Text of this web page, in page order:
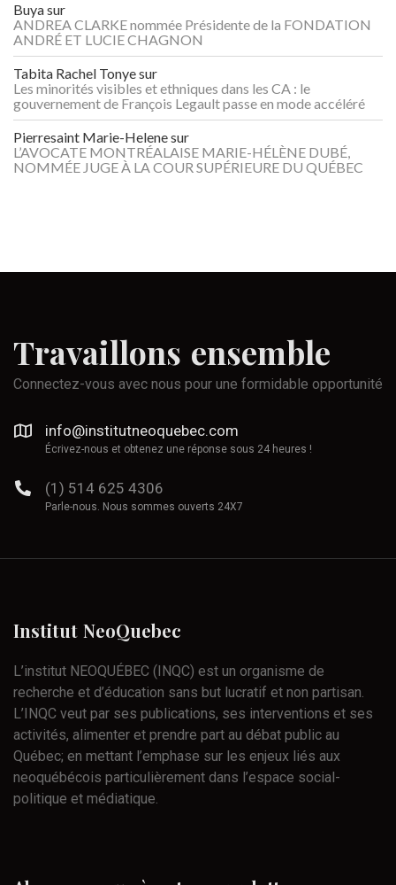
Buyasur
ANDREA CLARKE nommée Présidente de la FONDATION
ANDRÉ ET LUCIE CHAGNON
Tabita Rachel Tonyesur
Les minorités visibles et ethniques dans les CA : le
gouvernement de François Legault passe en mode accéléré
Pierresaint Marie-Helenesur
L’AVOCATE MONTRÉALAISE MARIE-HÉLÈNE DUBÉ,
NOMMÉE JUGE À LA COUR SUPÉRIEURE DU QUÉBEC
Travaillons ensemble
Connectez-vous avec nous pour une formidable opportunité
info@institutneoquebec.com
Écrivez-nous et obtenez une réponse sous 24 heures !
(1) 514 625 4306
Parle-nous. Nous sommes ouverts 24X7
Institut NeoQuebec
L’institut NEOQUÉBEC (INQC) est un organisme de
recherche et d’éducation sans but lucratif et non partisan.
L’INQC veut par ses publications, ses interventions et ses
activités, alimenter et prendre part au débat public au
Québec; en mettant l’emphase sur les enjeux liés aux
neoquébécois particulièrement dans l’espace social-
politique et médiatique.